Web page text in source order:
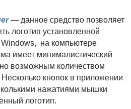
— данное средство позволяет
логотип установленной
на компьютере
имеет минималистический
возможным количеством
кнопок в приложении
нажатиями мышки
логотип.